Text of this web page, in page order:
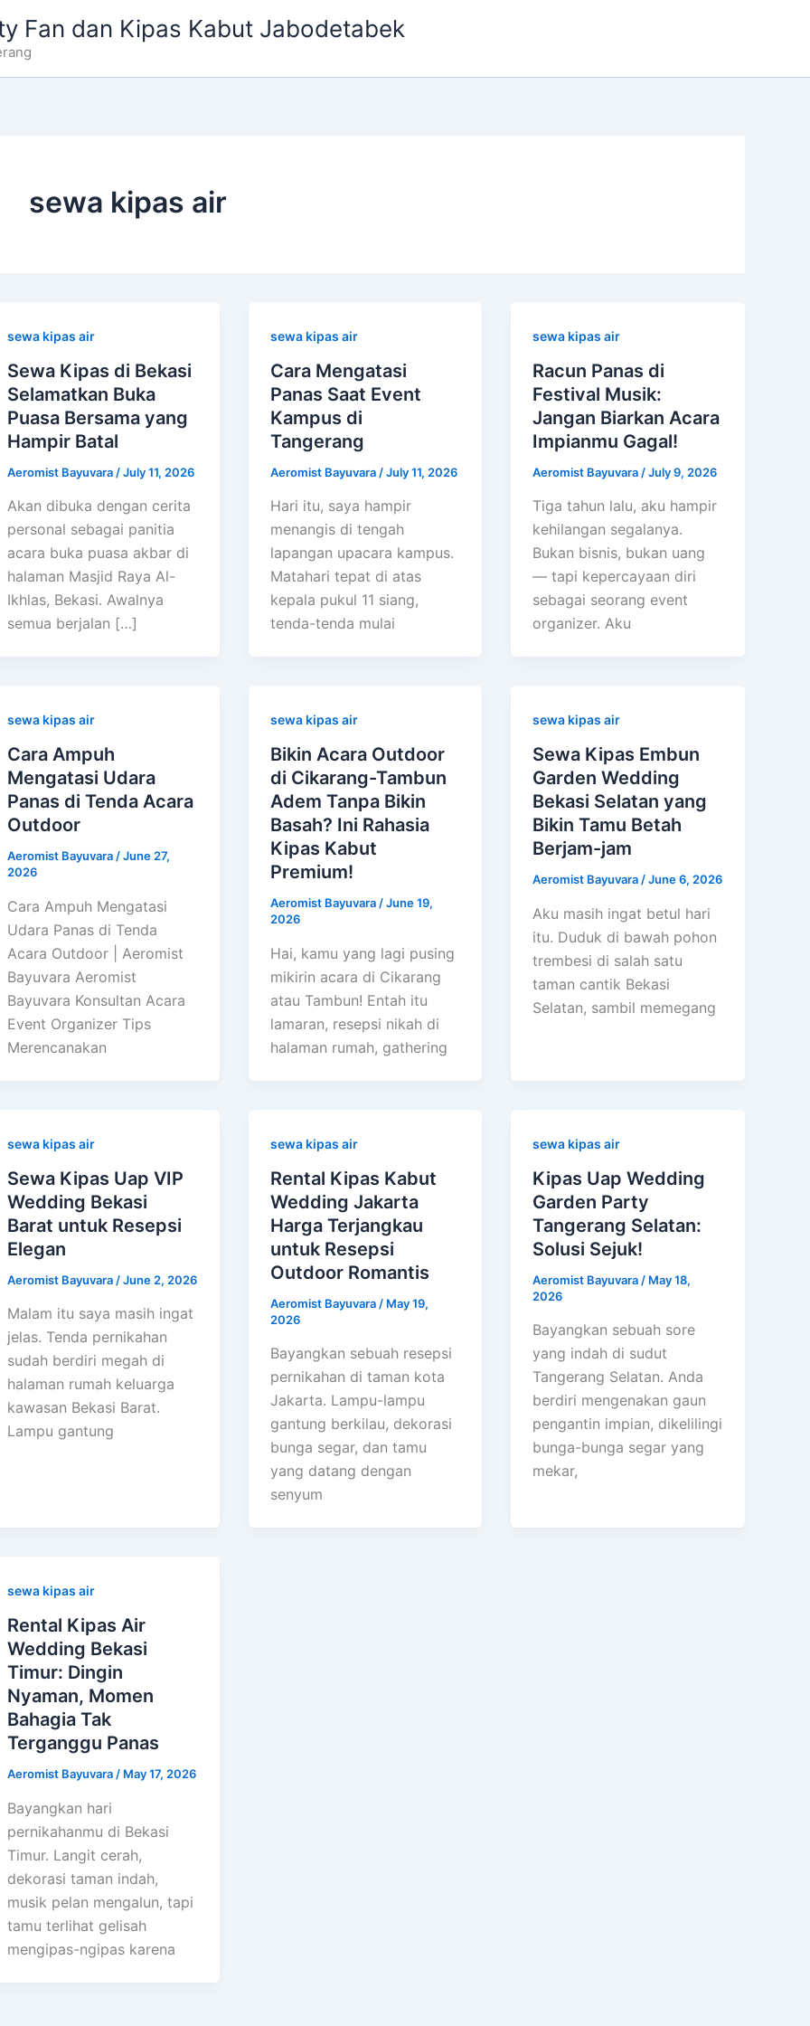
Fan dan Kipas Kabut Jabodetabek
sewa kipas air
sewa kipas air
Sewa Kipas di Bekasi
Selamatkan Buka
Puasa Bersama yang
Hampir Batal
Aeromist Bayuvara /July 11, 2026
Akan dibuka dengan cerita
personal sebagai panitia
acara buka puasa akbar di
halaman Masjid Raya Al-
Ikhlas, Bekasi. Awalnya
semua berjalan […]
sewa kipas air
Cara Mengatasi
Panas Saat Event
Kampus di
Tangerang
Aeromist Bayuvara /July 11, 2026
Hari itu, saya hampir
menangis di tengah
lapangan upacara kampus.
Matahari tepat di atas
kepala pukul 11 siang,
tenda-tenda mulai
sewa kipas air
Racun Panas di
Festival Musik:
Jangan Biarkan Acara
Impianmu Gagal!
Aeromist Bayuvara /July 9, 2026
Tiga tahun lalu, aku hampir
kehilangan segalanya.
Bukan bisnis, bukan uang
— tapi kepercayaan diri
sebagai seorang event
organizer. Aku
sewa kipas air
Cara Ampuh
Mengatasi Udara
Panas di Tenda Acara
Outdoor
Aeromist Bayuvara /June 27,
2026
Cara Ampuh Mengatasi
Udara Panas di Tenda
Acara Outdoor | Aeromist
Bayuvara Aeromist
Bayuvara Konsultan Acara
Event Organizer Tips
Merencanakan
sewa kipas air
Bikin Acara Outdoor
di Cikarang-Tambun
Adem Tanpa Bikin
Basah? Ini Rahasia
Kipas Kabut
Premium!
Aeromist Bayuvara /June 19,
2026
Hai, kamu yang lagi pusing
mikirin acara di Cikarang
atau Tambun! Entah itu
lamaran, resepsi nikah di
halaman rumah, gathering
sewa kipas air
Sewa Kipas Embun
Garden Wedding
Bekasi Selatan yang
Bikin Tamu Betah
Berjam-jam
Aeromist Bayuvara /June 6, 2026
Aku masih ingat betul hari
itu. Duduk di bawah pohon
trembesi di salah satu
taman cantik Bekasi
Selatan, sambil memegang
sewa kipas air
Sewa Kipas Uap VIP
Wedding Bekasi
Barat untuk Resepsi
Elegan
Aeromist Bayuvara /June 2, 2026
Malam itu saya masih ingat
jelas. Tenda pernikahan
sudah berdiri megah di
halaman rumah keluarga
kawasan Bekasi Barat.
Lampu gantung
sewa kipas air
Rental Kipas Kabut
Wedding Jakarta
Harga Terjangkau
untuk Resepsi
Outdoor Romantis
Aeromist Bayuvara / May 19,
2026
Bayangkan sebuah resepsi
pernikahan di taman kota
Jakarta. Lampu-lampu
gantung berkilau, dekorasi
bunga segar, dan tamu
yang datang dengan
senyum
sewa kipas air
Kipas Uap Wedding
Garden Party
Tangerang Selatan:
Solusi Sejuk!
Aeromist Bayuvara / May 18,
2026
Bayangkan sebuah sore
yang indah di sudut
Tangerang Selatan. Anda
berdiri mengenakan gaun
pengantin impian, dikelilingi
bunga-bunga segar yang
mekar,
sewa kipas air
Rental Kipas Air
Wedding Bekasi
Timur: Dingin
Nyaman, Momen
Bahagia Tak
Terganggu Panas
Aeromist Bayuvara / May 17, 2026
Bayangkan hari
pernikahanmu di Bekasi
Timur. Langit cerah,
dekorasi taman indah,
musik pelan mengalun, tapi
tamu terlihat gelisah
mengipas-ngipas karena